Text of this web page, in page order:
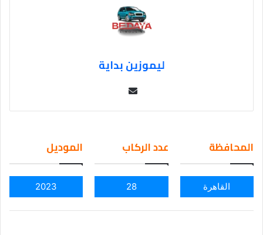
ليموزين بداية
ail
المحافظة
القاهرة
عدد الركاب
28
الموديل
2023